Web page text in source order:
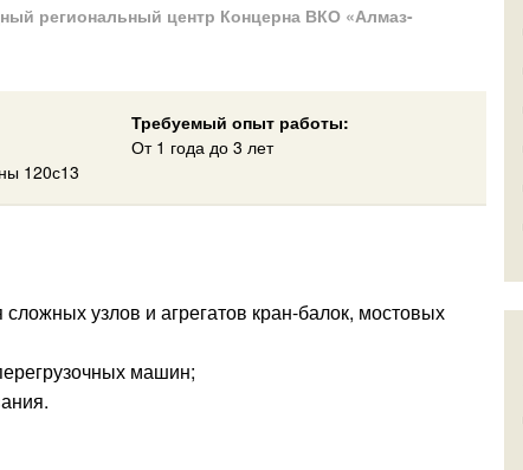
региональный центр Концерна ВКО «Алмаз-
120с13
Требуемый опыт работы:
От 1 года до 3 лет
узлов и агрегатов кран-балок, мостовых
машин;